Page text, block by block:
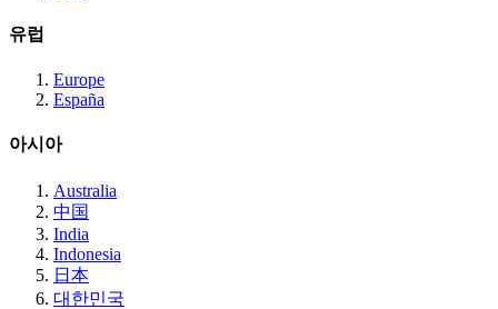
유럽
Europe
España
아시아
Australia
中国
India
Indonesia
日本
대한민국